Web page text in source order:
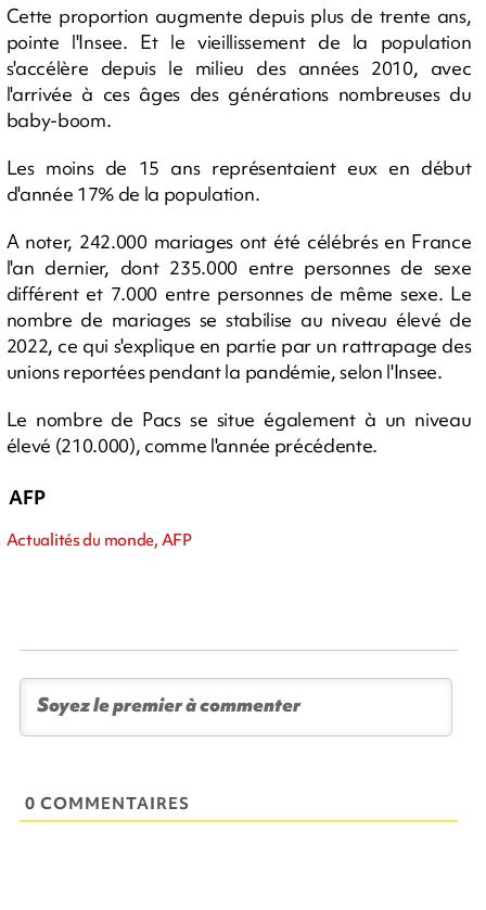
Cette proportion augmente depuis plus de trente ans,
pointe l'Insee. Et le vieillissement de la population
s'accélère depuis le milieu des années 2010, avec
l'arrivée à ces âges des générations nombreuses du
baby-boom.
Les moins de 15 ans représentaient eux en début
d'année 17% de la population.
A noter, 242.000 mariages ont été célébrés en France
l'an dernier, dont 235.000 entre personnes de sexe
différent et 7.000 entre personnes de même sexe. Le
nombre de mariages se stabilise au niveau élevé de
2022, ce qui s'explique en partie par un rattrapage des
unions reportées pendant la pandémie, selon l'Insee.
Le nombre de Pacs se situe également à un niveau
élevé (210.000), comme l'année précédente.
AFP
Actualités du monde, AFP
0 COMMENTAIRES